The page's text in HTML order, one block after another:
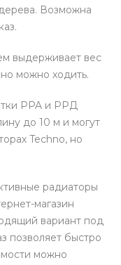
Возможна
выдерживает вес
можно ходить.
PPA и РРД
до 10 м и могут
Techno, но
радиаторы
магазин
вариант под
позволяет быстро
можно